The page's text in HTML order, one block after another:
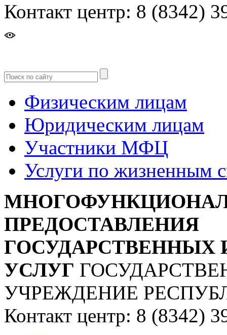
Контакт центр: 8 (8342)
Физическим лицам
Юридическим лицам
Участники МФЦ
Услуги по жизненным
ПРЕДОСТАВЛЕНИЯ
УСЛУГ
УЧРЕЖДЕНИЕ
Контакт центр: 8 (8342)